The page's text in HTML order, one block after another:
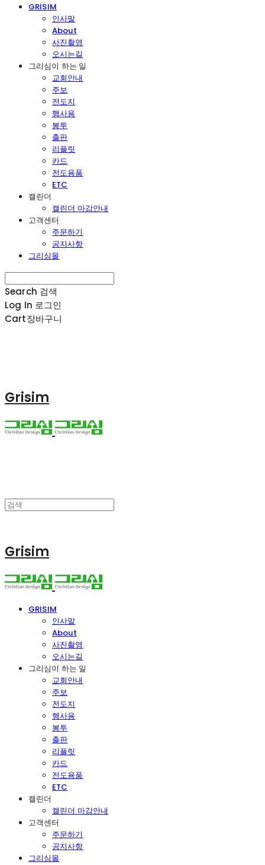
GRISIM
인사말
About
사진촬영
오시는길
그리심이 하는 일
교회안내
주보
전도지
행사용
봉투
출판
리플릿
카드
전도용품
ETC
캘린더
캘린더 마감안내
고객센터
주문하기
공지사항
그리심몰
Search 검색
Log In 로그인
Cart장바구니
Grisim
Grisim
GRISIM
인사말
About
사진촬영
오시는길
그리심이 하는 일
교회안내
주보
전도지
행사용
봉투
출판
리플릿
카드
전도용품
ETC
캘린더
캘린더 마감안내
고객센터
주문하기
공지사항
그리심몰